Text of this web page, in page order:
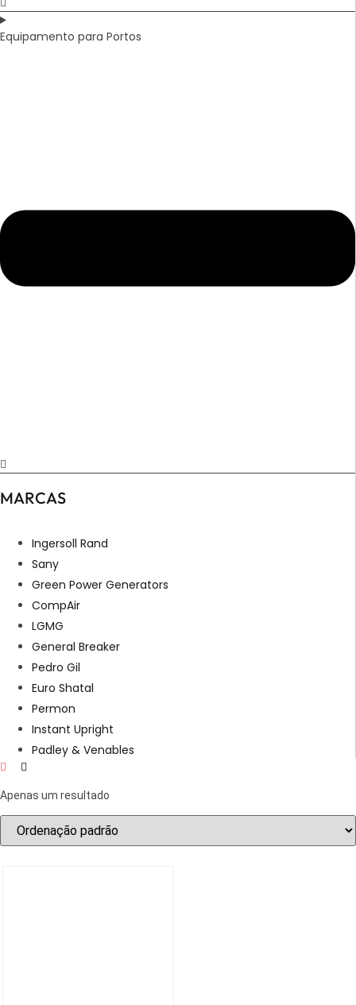
Equipamento para Portos
MARCAS
Ingersoll Rand
Sany
Green Power Generators
CompAir
LGMG
General Breaker
Pedro Gil
Euro Shatal
Permon
Instant Upright
Padley & Venables
Apenas um resultado